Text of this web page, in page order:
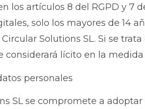
los artículos 8 del RGPD y 7
solo los mayores de 14
Solutions SL. Si se
considerará lícito en la
personales
SL se compromete a